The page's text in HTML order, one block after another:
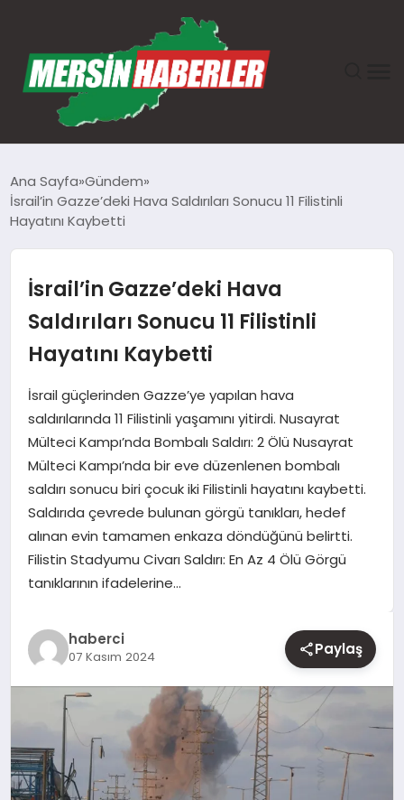
GÜNDEM
TEKNOLOJI
SPOR
YAŞAM
EĞITIM
Ana Sayfa Gündem
İsrail’in Gazze’deki Hava Saldırıları Sonucu 11 Filistinli
Hayatını Kaybetti
İsrail’in Gazze’deki Hava
Saldırıları Sonucu 11 Filistinli
Hayatını Kaybetti
İsrail güçlerinden Gazze’ye yapılan hava
saldırılarında 11 Filistinli yaşamını yitirdi. Nusayrat
Mülteci Kampı’nda Bombalı Saldırı: 2 Ölü Nusayrat
Mülteci Kampı’nda bir eve düzenlenen bombalı
saldırı sonucu biri çocuk iki Filistinli hayatını kaybetti.
Saldırıda çevrede bulunan görgü tanıkları, hedef
alınan evin tamamen enkaza döndüğünü belirtti.
Filistin Stadyumu Civarı Saldırı: En Az 4 Ölü Görgü
tanıklarının ifadelerine…
haberci
07 Kasım 2024 Paylaş